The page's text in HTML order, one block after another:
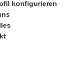
konfigurieren